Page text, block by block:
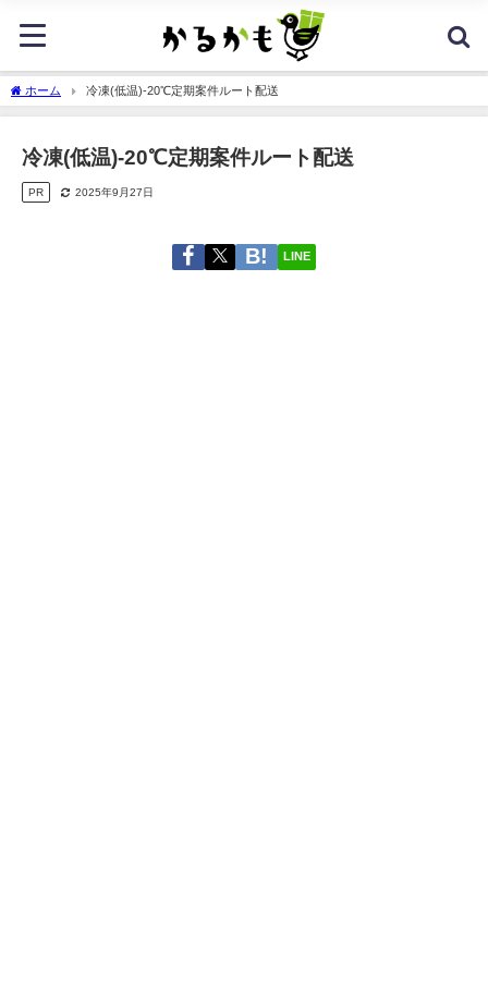
ホーム 冷凍(低温)-20℃定期案件ルート配送
冷凍(低温)-20℃定期案件ルート配送
PR 2025年9月27日
LINE